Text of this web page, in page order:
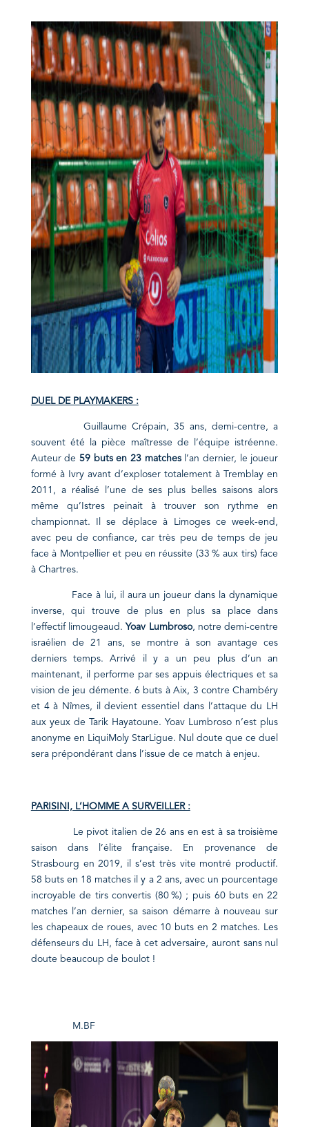
DUEL DE PLAYMAKERS :
Guillaume Crépain, 35 ans, demi-centre, a
souvent été la pièce maîtresse de l’équipe istréenne.
Auteur de59 buts en 23 matchesl’an dernier, le joueur
formé à Ivry avant d’exploser totalement à Tremblay en
2011, a réalisé l’une de ses plus belles saisons alors
même qu’Istres peinait à trouver son rythme en
championnat. Il se déplace à Limoges ce week-end,
avec peu de confiance, car très peu de temps de jeu
face à Montpellier et peu en réussite (33 % aux tirs) face
à Chartres.
Face à lui, il aura un joueur dans la dynamique
inverse, qui trouve de plus en plus sa place dans
l’effectif limougeaud.Yoav Lumbroso, notre demi-centre
israélien de 21 ans, se montre à son avantage ces
derniers temps. Arrivé il y a un peu plus d’un an
maintenant, il performe par ses appuis électriques et sa
vision de jeu démente. 6 buts à Aix, 3 contre Chambéry
et 4 à Nîmes, il devient essentiel dans l’attaque du LH
aux yeux de Tarik Hayatoune. Yoav Lumbroso n’est plus
anonyme en LiquiMoly StarLigue. Nul doute que ce duel
sera prépondérant dans l’issue de ce match à enjeu.
PARISINI, L’HOMME A SURVEILLER :
Le pivot italien de 26 ans en est à sa troisième
saison dans l’élite française. En provenance de
Strasbourg en 2019, il s’est très vite montré productif.
58 buts en 18 matches il y a 2 ans, avec un pourcentage
incroyable de tirs convertis (80 %) ; puis 60 buts en 22
matches l’an dernier, sa saison démarre à nouveau sur
les chapeaux de roues, avec 10 buts en 2 matches. Les
défenseurs du LH, face à cet adversaire, auront sans nul
doute beaucoup de boulot !
M.BF